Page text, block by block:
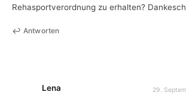
Rehasportverordnung zu erhalten?
Antworten
Lena 29.